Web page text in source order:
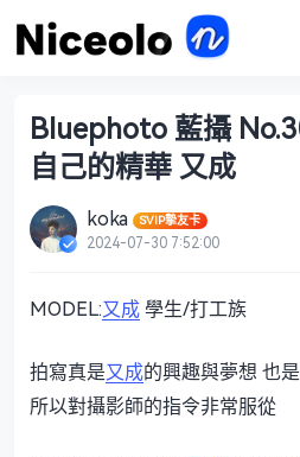
Bluephoto 藍攝
自己的精華 又成
koka SVIP摯友卡
2024-07-30 7:52:00
MODEL:又成 學生/打工族
拍寫真是又成的興趣與夢想 也
所以對攝影師的指令非常服從